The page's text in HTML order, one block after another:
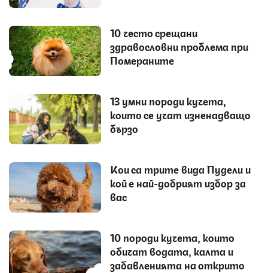
10 често срещани
здравословни проблема при
Помераните
13 умни породи кучета,
които се учат изненадващо
бързо
Кои са трите вида Пудели и
кой е най-добрият избор за
вас
10 породи кучета, които
обичат водата, калта и
забавленията на открито